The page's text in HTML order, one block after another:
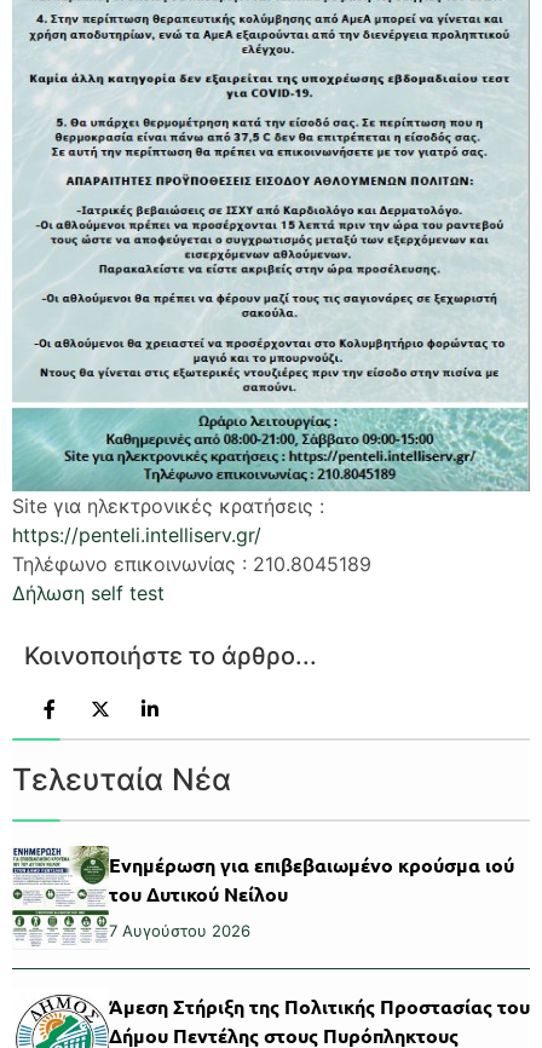
Site για ηλεκτρονικές κρατήσεις :
https://penteli.intelliserv.gr/
Τηλέφωνο επικοινωνίας : 210.8045189
Δήλωση self test
Κοινοποιήστε το άρθρο...
Τελευταία Νέα
Ενημέρωση για επιβεβαιωμένο κρούσμα ιού
του Δυτικού Νείλου
7 Αυγούστου 2026
Άμεση Στήριξη της Πολιτικής Προστασίας του
Δήμου Πεντέλης στους Πυρόπληκτους